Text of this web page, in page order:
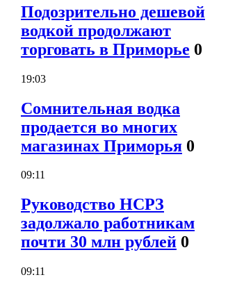
Подозрительно дешевой
водкой продолжают
торговать в Приморье 0
19:03
Сомнительная водка
продается во многих
магазинах Приморья 0
09:11
Руководство НСРЗ
задолжало работникам
почти 30 млн рублей 0
09:11